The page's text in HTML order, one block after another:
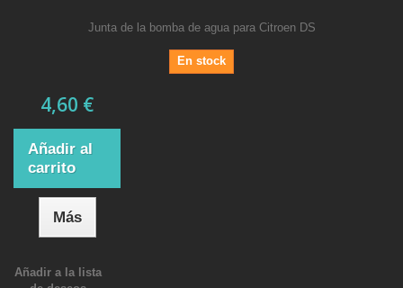
Junta de la bomba de agua para Citroen DS
En stock
4,60 €
Añadir al
carrito
Más
Añadir a la lista